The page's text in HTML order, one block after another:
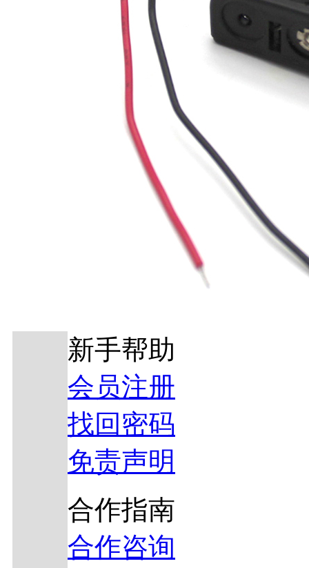
新手帮助
会员注册
找回密码
免责声明
合作指南
合作咨询